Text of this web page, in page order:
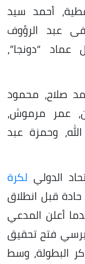
أحمد سيد
عبد الرؤوف
عماد “دونجا”،
صلاح، محمود
عمر مرموش،
وحمزة عبد
الدولي لكرة
قبل انطلاق
العالم 2026، بعدما أعلن المدعي
فتح تحقيق
البطولة، وسط